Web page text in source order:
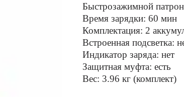
Быстрозажимной
Время зарядки: 60 мин
Комплектация: 2
Встроенная подсветка:
Индикатор заряда: нет
Защитная муфта: есть
Вес: 3.96 кг (комплект)